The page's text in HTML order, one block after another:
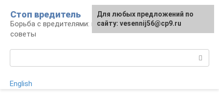
контенту
Стоп вредитель
Борьба с вредителями: правила, средства,
советы
English
Для любых предложений по
сайту: vesennij56@cp9.ru